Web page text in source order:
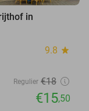
in
9.8 star
Regulier €18
€15,50